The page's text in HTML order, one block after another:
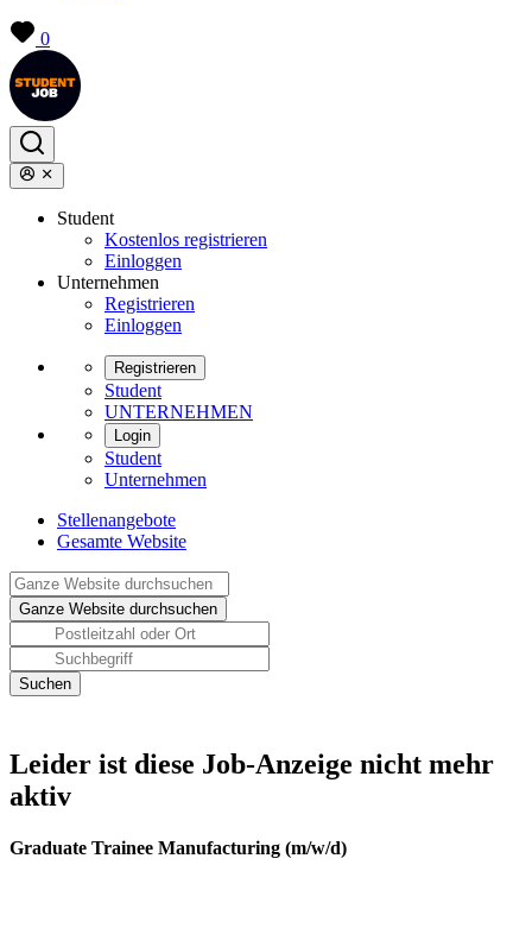
0
Student
Kostenlos registrieren
Einloggen
Unternehmen
Registrieren
Einloggen
Registrieren
Student
UNTERNEHMEN
Login
Student
Unternehmen
Stellenangebote
Gesamte Website
Leider ist diese Job-Anzeige nicht mehr
aktiv
Graduate Trainee Manufacturing (m/w/d)